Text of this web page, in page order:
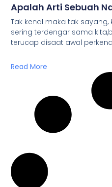
Apalah Arti Sebuah
Tak kenal maka tak
sering terdengar sama
terucap disaat awal
Read More